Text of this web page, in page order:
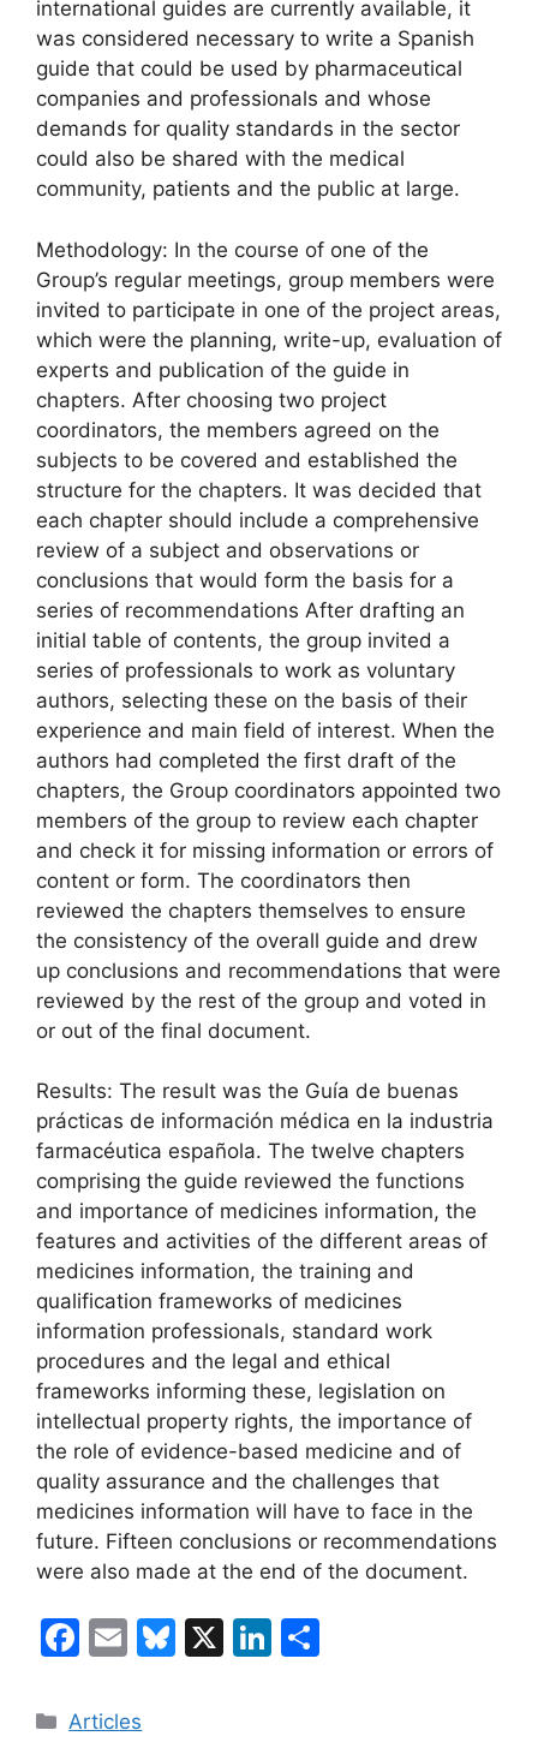
international guides are currently available, it
was considered necessary to write a Spanish
guide that could be used by pharmaceutical
companies and professionals and whose
demands for quality standards in the sector
could also be shared with the medical
community, patients and the public at large.
Methodology: In the course of one of the
Group’s regular meetings, group members were
invited to participate in one of the project areas,
which were the planning, write-up, evaluation of
experts and publication of the guide in
chapters. After choosing two project
coordinators, the members agreed on the
subjects to be covered and established the
structure for the chapters. It was decided that
each chapter should include a comprehensive
review of a subject and observations or
conclusions that would form the basis for a
series of recommendations After drafting an
initial table of contents, the group invited a
series of professionals to work as voluntary
authors, selecting these on the basis of their
experience and main field of interest. When the
authors had completed the first draft of the
chapters, the Group coordinators appointed two
members of the group to review each chapter
and check it for missing information or errors of
content or form. The coordinators then
reviewed the chapters themselves to ensure
the consistency of the overall guide and drew
up conclusions and recommendations that were
reviewed by the rest of the group and voted in
or out of the final document.
Results: The result was the Guía de buenas
prácticas de información médica en la industria
farmacéutica española. The twelve chapters
comprising the guide reviewed the functions
and importance of medicines information, the
features and activities of the different areas of
medicines information, the training and
qualification frameworks of medicines
information professionals, standard work
procedures and the legal and ethical
frameworks informing these, legislation on
intellectual property rights, the importance of
the role of evidence-based medicine and of
quality assurance and the challenges that
medicines information will have to face in the
future. Fifteen conclusions or recommendations
were also made at the end of the document.
F
c
E
ai
Bl X
Li
Categories
Articles